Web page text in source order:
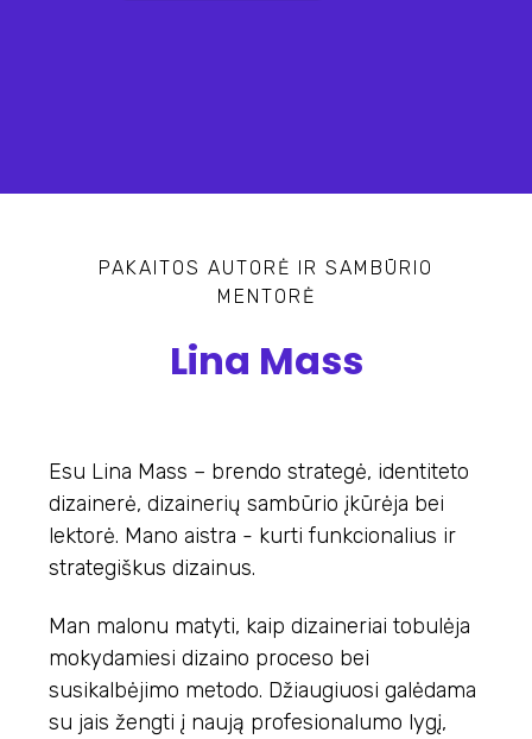
PAKAITOS AUTORĖ IR SAMBŪRIO
MENTORĖ
Lina Mass
Esu Lina Mass – brendo strategė, identiteto
dizainerė, dizainerių sambūrio įkūrėja bei
lektorė. Mano aistra - kurti funkcionalius ir
strategiškus dizainus.
Man malonu matyti, kaip dizaineriai tobulėja
mokydamiesi dizaino proceso bei
susikalbėjimo metodo. Džiaugiuosi galėdama
su jais žengti į naują profesionalumo lygį,